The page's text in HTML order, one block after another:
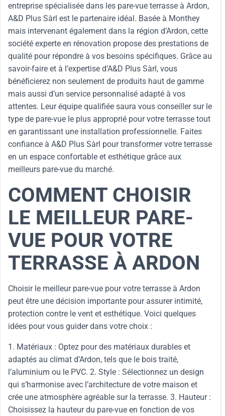
entreprise spécialisée dans les pare-vue terrasse à Ardon,
A&D Plus Sàrl est le partenaire idéal. Basée à Monthey
mais intervenant également dans la région d’Ardon, cette
société experte en rénovation propose des prestations de
qualité pour répondre à vos besoins spécifiques. Grâce au
savoir-faire et à l’expertise d’A&D Plus Sàrl, vous
bénéficierez non seulement de produits haut de gamme
mais aussi d’un service personnalisé adapté à vos
attentes. Leur équipe qualifiée saura vous conseiller sur le
type de pare-vue le plus approprié pour votre terrasse tout
en garantissant une installation professionnelle. Faites
confiance à A&D Plus Sàrl pour transformer votre terrasse
en un espace confortable et esthétique grâce aux
meilleurs pare-vue du marché.
COMMENT CHOISIR
LE MEILLEUR PARE-
VUE POUR VOTRE
TERRASSE À ARDON
Choisir le meilleur pare-vue pour votre terrasse à Ardon
peut être une décision importante pour assurer intimité,
protection contre le vent et esthétique. Voici quelques
idées pour vous guider dans votre choix :
1. Matériaux : Optez pour des matériaux durables et
adaptés au climat d’Ardon, tels que le bois traité,
l’aluminium ou le PVC. 2. Style : Sélectionnez un design
qui s’harmonise avec l’architecture de votre maison et
crée une atmosphère agréable sur la terrasse. 3. Hauteur :
Choisissez la hauteur du pare-vue en fonction de vos